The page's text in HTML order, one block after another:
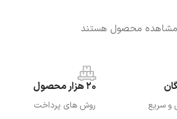
مشاهده محصول هستند
و سریع
20 هزار محصول
روش های پرداخت